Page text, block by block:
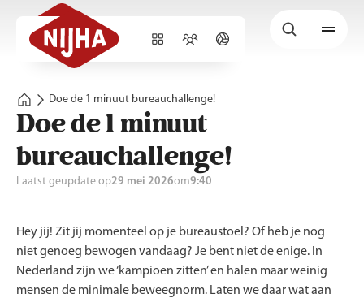
Doe de 1 minuut bureauchallenge!
Doe de 1 minuut
bureauchallenge!
Laatst geupdate op29 mei 2026om9:40
Hey jij! Zit jij momenteel op je bureaustoel? Of heb je nog
niet genoeg bewogen vandaag? Je bent niet de enige. In
Nederland zijn we ‘kampioen zitten’ en halen maar weinig
mensen de minimale beweegnorm. Laten we daar wat aan